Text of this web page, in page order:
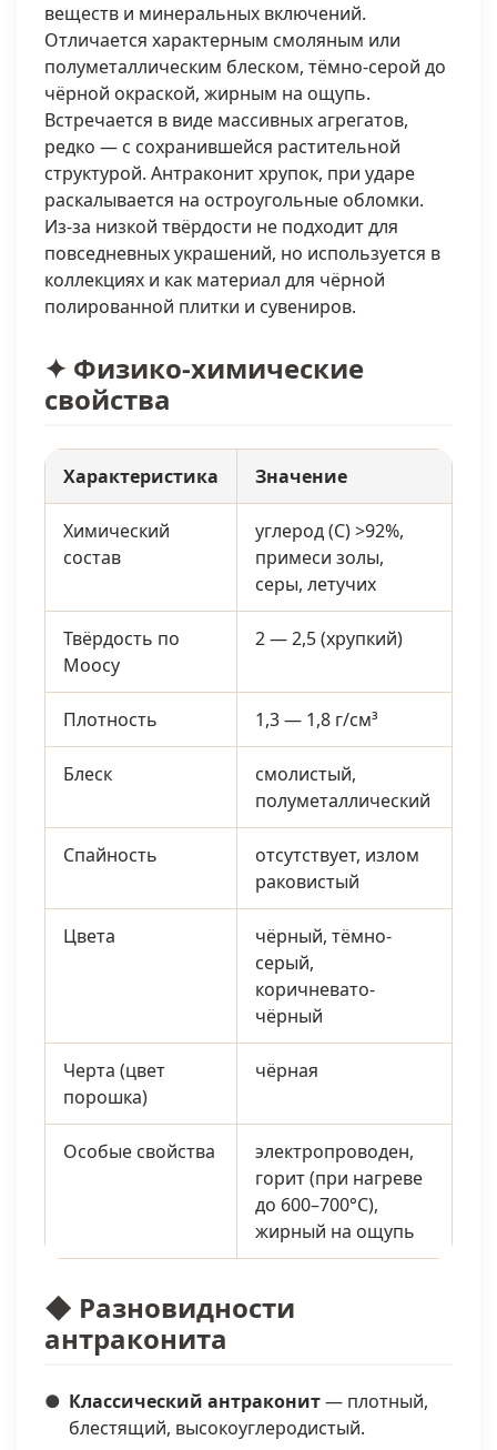
веществ и минеральных включений.
Отличается характерным смоляным или
полуметаллическим блеском, тёмно-серой до
чёрной окраской, жирным на ощупь.
Встречается в виде массивных агрегатов,
редко — с сохранившейся растительной
структурой. Антраконит хрупок, при ударе
раскалывается на остроугольные обломки.
Из-за низкой твёрдости не подходит для
повседневных украшений, но используется в
коллекциях и как материал для чёрной
полированной плитки и сувениров.
✦ Физико-химические
свойства
Характеристика Значение
Химический
состав
углерод (C) >92%,
примеси золы,
серы, летучих
Твёрдость по
Моосу
2 — 2,5 (хрупкий)
Плотность 1,3 — 1,8 г/см³
Блеск
смолистый,
полуметаллический
Спайность
отсутствует, излом
раковистый
Цвета
чёрный, тёмно-
серый,
коричневато-
чёрный
Черта (цвет
порошка)
чёрная
Особые свойства
электропроводен,
горит (при нагреве
до 600–700°C),
жирный на ощупь
◆ Разновидности
антраконита
Классический антраконит— плотный,
блестящий, высокоуглеродистый.